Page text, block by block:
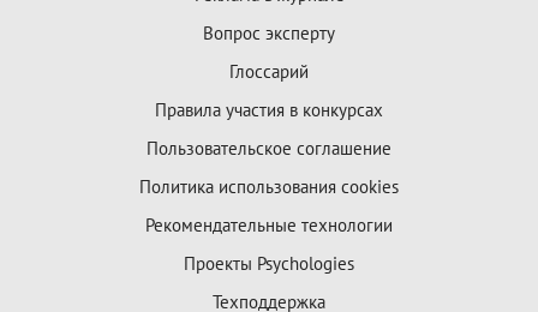
Вопрос эксперту
Глоссарий
Правила участия в конкурсах
Пользовательское соглашение
Политика использования cookies
Рекомендательные технологии
Проекты Psychologies
Техподдержка